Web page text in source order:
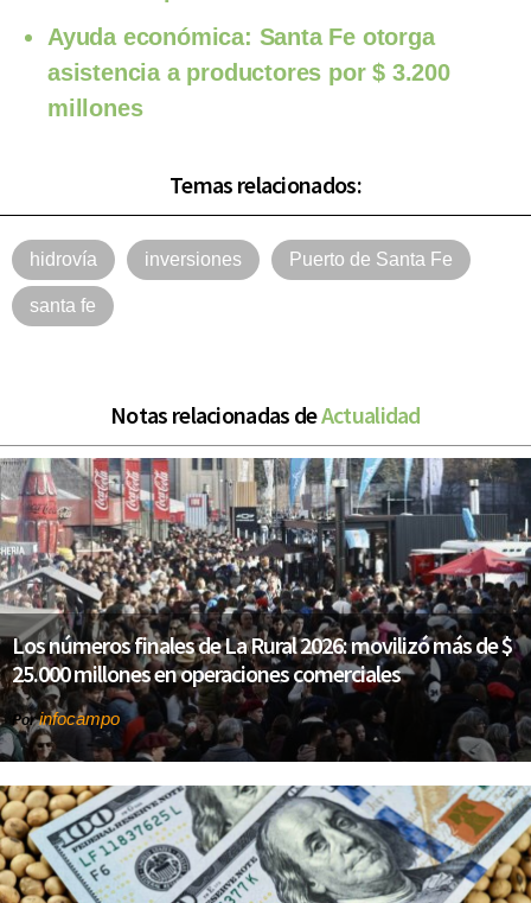
Ayuda económica: Santa Fe otorga
asistencia a productores por $ 3.200
millones
Temas relacionados:
hidrovía inversiones Puerto de Santa Fe
santa fe
Notas relacionadas deActualidad
Los números finales de La Rural 2026: movilizó más de $
25.000 millones en operaciones comerciales
Porinfocampo